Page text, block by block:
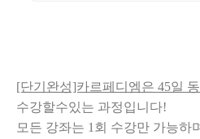
[단기완성]카르페디엠은 45일
수강할수있는 과정입니다!
모든 강좌는 1회 수강만 가능하